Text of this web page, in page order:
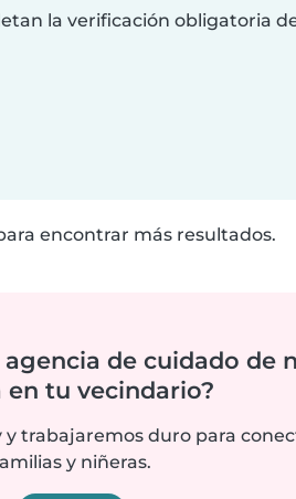
la verificación obligatoria
encontrar más resultados.
de cuidado de
en tu vecindario?
trabajaremos duro para
y niñeras.